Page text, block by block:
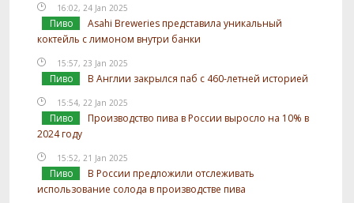
16:02, 24 Jan 2025
Пиво
Asahi Breweries представила уникальный
коктейль с лимоном внутри банки
15:57, 23 Jan 2025
Пиво В Англии закрылся паб с 460-летней историей
15:54, 22 Jan 2025
Пиво
Производство пива в России выросло на 10% в
2024 году
15:52, 21 Jan 2025
Пиво
В России предложили отслеживать
использование солода в производстве пива